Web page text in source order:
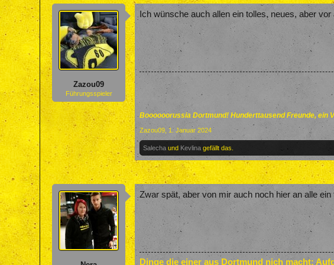
Zazou09
Führungsspieler
Ich wünsche auch allen ein tolles, neues, aber
Boooooorussia Dortmund! Hunderttausend Freunde, ein
Zazou09 1. Januar 2024
Salecha und Kevlina gefällt das.
Zwar spät, aber von mir auch noch hier an alle
Dinge die einer aus Dortmund nich macht: